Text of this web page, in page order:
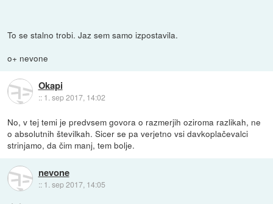
To se stalno trobi. Jaz sem samo izpostavila.
o+ nevone
Okapi
:: 1. sep 2017, 14:02
No, v tej temi je predvsem govora o razmerjih oziroma razlikah, ne
o absolutnih številkah. Sicer se pa verjetno vsi davkoplačevalci
strinjamo, da čim manj, tem bolje.
nevone
:: 1. sep 2017, 14:05